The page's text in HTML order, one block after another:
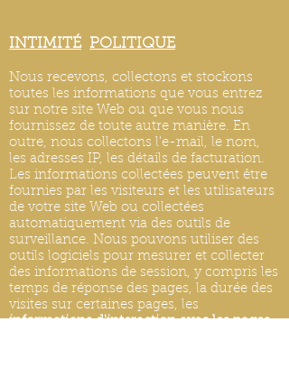
INTIMITÉ POLITIQUE
Nous recevons, collectons et stockons
toutes les informations que vous entrez
sur notre site Web ou que vous nous
fournissez de toute autre manière. En
outre, nous collectons l'e-mail, le nom,
les adresses IP, les détails de facturation.
Les informations collectées peuvent être
fournies par les visiteurs et les utilisateurs
de votre site Web ou collectées
automatiquement via des outils de
surveillance. Nous pouvons utiliser des
outils logiciels pour mesurer et collecter
des informations de session, y compris les
temps de réponse des pages, la durée des
visites sur certaines pages, les
informations d'interaction avec les pages